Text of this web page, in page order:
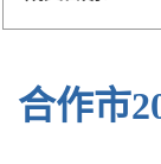
合作市